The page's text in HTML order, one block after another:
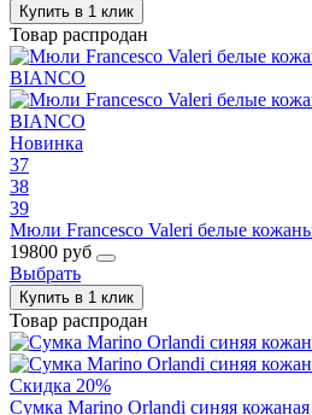
Купить в 1 клик
Товар распродан
Новинка
37
38
39
Мюли Francesco Valeri белые
19800 руб
Выбрать
Купить в 1 клик
Товар распродан
Скидка 20%
Сумка Marino Orlandi синяя